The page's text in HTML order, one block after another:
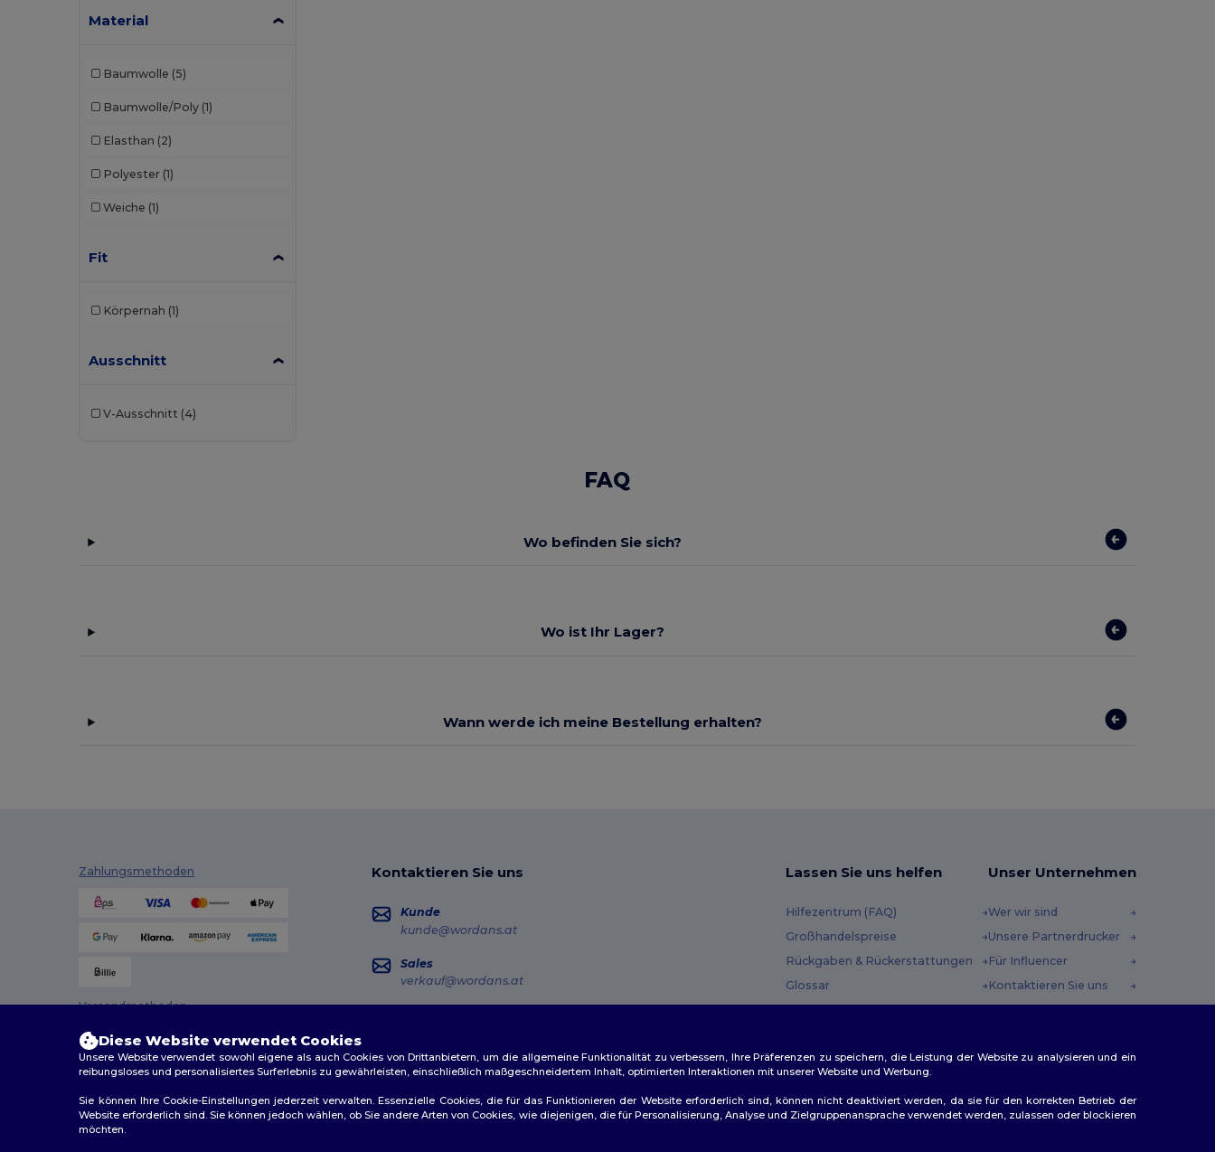
Material
Baumwolle (5)
Baumwolle/Poly (1)
Elasthan (2)
Polyester (1)
Weiche (1)
Fit
Körpernah (1)
Ausschnitt
V-Ausschnitt (4)
FAQ
Wo befinden Sie sich?
Wo ist Ihr Lager?
Wann werde ich meine Bestellung erhalten?
Zahlungsmethoden
Versandmethoden
Kontaktieren Sie uns
Kunde
kunde@wordans.at
Sales
verkauf@wordans.at
Lassen Sie uns helfen
Hilfezentrum (FAQ)
Großhandelspreise
Rückgaben & Rückerstattungen
Glossar
Unser Unternehmen
Wer wir sind
Unsere Partnerdrucker
Für Influencer
Kontaktieren Sie uns
Diese Website verwendet Cookies
Unsere Website verwendet sowohl eigene als auch Cookies von Drittanbietern, um die allgemeine Funktionalität zu verbessern, Ihre Präferenzen zu speichern, die Leistung der Website zu analysieren und ein
reibungsloses und personalisiertes Surferlebnis zu gewährleisten, einschließlich maßgeschneidertem Inhalt, optimierten Interaktionen mit unserer Website und Werbung.
Sie können Ihre Cookie-Einstellungen jederzeit verwalten. Essenzielle Cookies, die für das Funktionieren der Website erforderlich sind, können nicht deaktiviert werden, da sie für den korrekten Betrieb der
Website erforderlich sind. Sie können jedoch wählen, ob Sie andere Arten von Cookies, wie diejenigen, die für Personalisierung, Analyse und Zielgruppenansprache verwendet werden, zulassen oder blockieren
möchten.